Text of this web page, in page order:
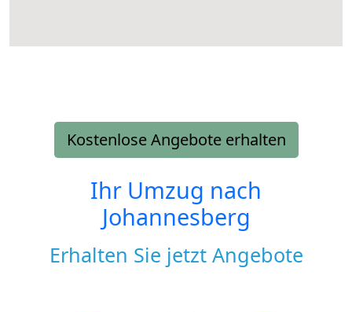
Kostenlose Angebote erhalten
Ihr Umzug nach
Johannesberg
Erhalten Sie jetzt Angebote